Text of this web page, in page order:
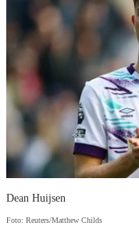
Dean Huijsen
Foto: Reuters/Matthew Childs